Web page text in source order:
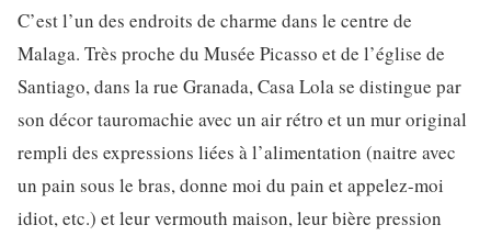
C’est l’un des endroits de charme dans le centre de
Malaga. Très proche du Musée Picasso et de l’église de
Santiago, dans la rue Granada, Casa Lola se distingue par
son décor tauromachie avec un air rétro et un mur original
rempli des expressions liées à l’alimentation (naitre avec
un pain sous le bras, donne moi du pain et appelez-moi
idiot, etc.) et leur vermouth maison, leur bière pression